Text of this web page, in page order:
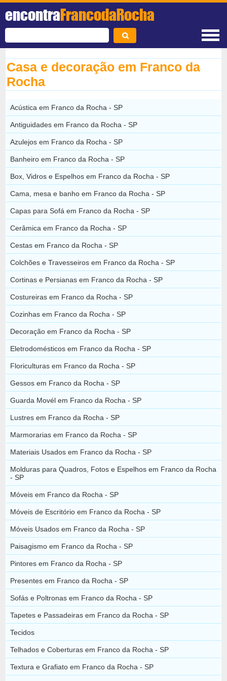
encontraFrancodaRocha
Casa e decoração em Franco da
Rocha
Acústica em Franco da Rocha - SP
Antiguidades em Franco da Rocha - SP
Azulejos em Franco da Rocha - SP
Banheiro em Franco da Rocha - SP
Box, Vidros e Espelhos em Franco da Rocha - SP
Cama, mesa e banho em Franco da Rocha - SP
Capas para Sofá em Franco da Rocha - SP
Cerâmica em Franco da Rocha - SP
Cestas em Franco da Rocha - SP
Colchões e Travesseiros em Franco da Rocha - SP
Cortinas e Persianas em Franco da Rocha - SP
Costureiras em Franco da Rocha - SP
Cozinhas em Franco da Rocha - SP
Decoração em Franco da Rocha - SP
Eletrodomésticos em Franco da Rocha - SP
Floriculturas em Franco da Rocha - SP
Gessos em Franco da Rocha - SP
Guarda Movél em Franco da Rocha - SP
Lustres em Franco da Rocha - SP
Marmorarias em Franco da Rocha - SP
Materiais Usados em Franco da Rocha - SP
Molduras para Quadros, Fotos e Espelhos em Franco da Rocha
- SP
Móveis em Franco da Rocha - SP
Móveis de Escritório em Franco da Rocha - SP
Móveis Usados em Franco da Rocha - SP
Paisagismo em Franco da Rocha - SP
Pintores em Franco da Rocha - SP
Presentes em Franco da Rocha - SP
Sofás e Poltronas em Franco da Rocha - SP
Tapetes e Passadeiras em Franco da Rocha - SP
Tecidos
Telhados e Coberturas em Franco da Rocha - SP
Textura e Grafiato em Franco da Rocha - SP